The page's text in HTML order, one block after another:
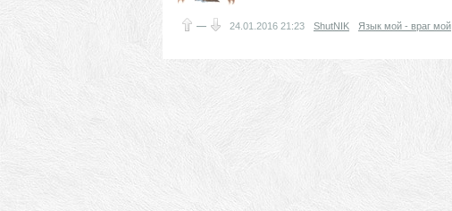
— 24.01.2016 21:23 ShutNIK Язык мой - враг мой